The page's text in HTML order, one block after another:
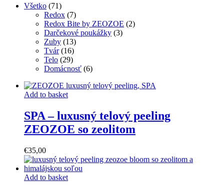
Všetko 7171
products
Redox 77
products
Redox Bite by ZEOZOE 22
Darčekové poukážky 33
Zuby 1313
products
Tvár 1616
products
Telo 2929
products
Domácnosť 66
Add to basket
SPA – luxusný telový peeling
ZEOZOE so zeolitom
€35,00
Add to basket